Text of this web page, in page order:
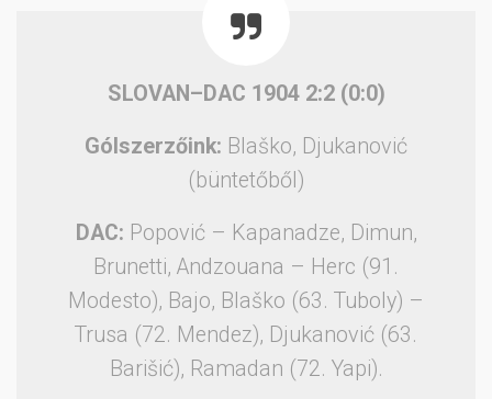
SLOVAN–DAC 1904 2:2 (0:0)
Gólszerzőink: Blaško, Djukanović
(büntetőből)
DAC: Popović – Kapanadze, Dimun,
Brunetti, Andzouana – Herc (91.
Modesto), Bajo, Blaško (63. Tuboly) –
Trusa (72. Mendez), Djukanović (63.
Barišić), Ramadan (72. Yapi).